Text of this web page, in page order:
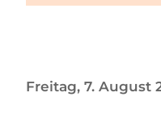
Freitag, 7. August